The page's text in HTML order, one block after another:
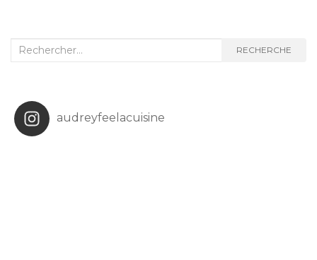
Recherche
RECHERCHE
audreyfeelacuisine